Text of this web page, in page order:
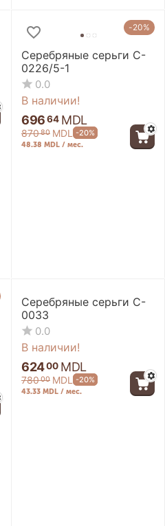
-20%
Серебряные серьги C-
0226/5-1
0.0
В наличии!
69664 MDL
87080 MDL -20%
48.38 MDL / мес.
Серебряные серьги C-
0033
0.0
В наличии!
62400 MDL
78000 MDL -20%
43.33 MDL / мес.